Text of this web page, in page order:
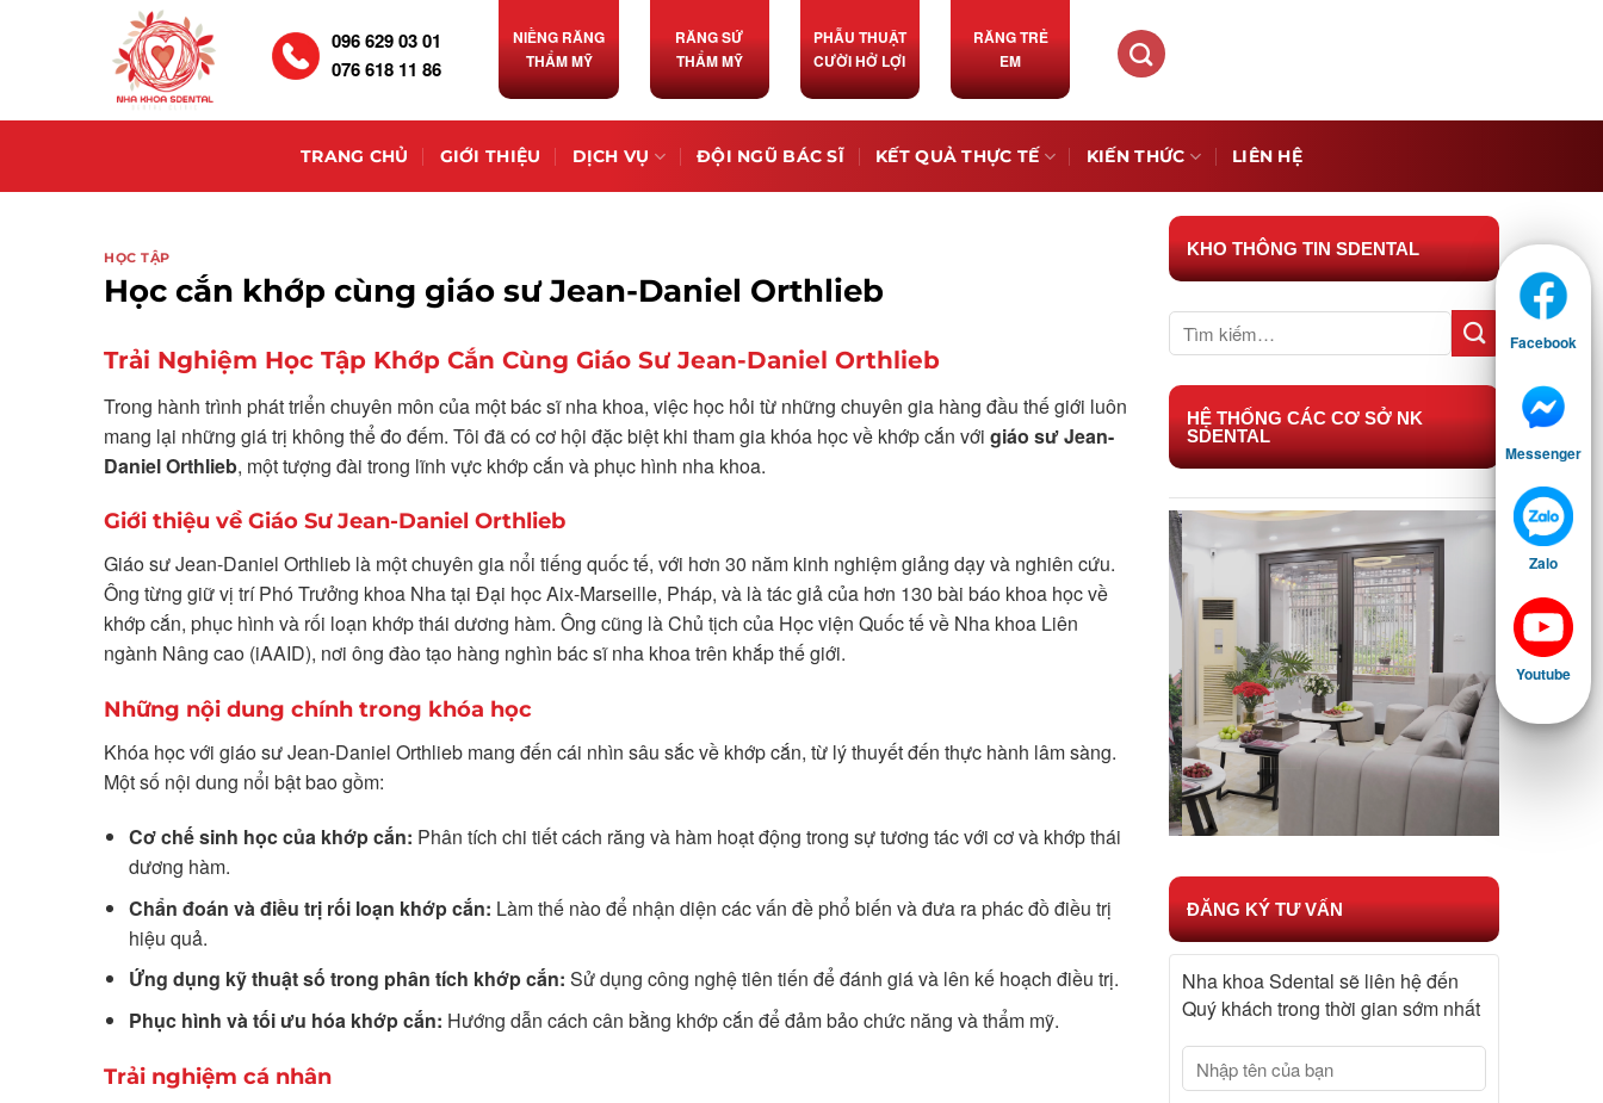
096 629 03 01
076 618 11 86
NIỀNG RĂNG
THẨM MỸ
RĂNG SỨ
THẨM MỸ
PHẪU THUẬT
CƯỜI HỞ LỢI
RĂNG TRẺ
EM
TRANG CHỦ GIỚI THIỆU DỊCH VỤ ĐỘI NGŨ BÁC SĨ KẾT QUẢ THỰC TẾ KIẾN THỨC LIÊN HỆ
HỌC TẬP
Học cắn khớp cùng giáo sư Jean-Daniel Orthlieb
Trải Nghiệm Học Tập Khớp Cắn Cùng Giáo Sư Jean-Daniel Orthlieb
Trong hành trình phát triển chuyên môn của một bác sĩ nha khoa, việc học hỏi từ những chuyên gia hàng đầu thế giới luôn
mang lại những giá trị không thể đo đếm. Tôi đã có cơ hội đặc biệt khi tham gia khóa học về khớp cắn với giáo sư Jean-
Daniel Orthlieb, một tượng đài trong lĩnh vực khớp cắn và phục hình nha khoa.
Giới thiệu về Giáo Sư Jean-Daniel Orthlieb
Giáo sư Jean-Daniel Orthlieb là một chuyên gia nổi tiếng quốc tế, với hơn 30 năm kinh nghiệm giảng dạy và nghiên cứu.
Ông từng giữ vị trí Phó Trưởng khoa Nha tại Đại học Aix-Marseille, Pháp, và là tác giả của hơn 130 bài báo khoa học về
khớp cắn, phục hình và rối loạn khớp thái dương hàm. Ông cũng là Chủ tịch của Học viện Quốc tế về Nha khoa Liên
ngành Nâng cao (iAAID), nơi ông đào tạo hàng nghìn bác sĩ nha khoa trên khắp thế giới.
Những nội dung chính trong khóa học
Khóa học với giáo sư Jean-Daniel Orthlieb mang đến cái nhìn sâu sắc về khớp cắn, từ lý thuyết đến thực hành lâm sàng.
Một số nội dung nổi bật bao gồm:
Cơ chế sinh học của khớp cắn: Phân tích chi tiết cách răng và hàm hoạt động trong sự tương tác với cơ và khớp thái
dương hàm.
Chẩn đoán và điều trị rối loạn khớp cắn: Làm thế nào để nhận diện các vấn đề phổ biến và đưa ra phác đồ điều trị
hiệu quả.
Ứng dụng kỹ thuật số trong phân tích khớp cắn: Sử dụng công nghệ tiên tiến để đánh giá và lên kế hoạch điều trị.
Phục hình và tối ưu hóa khớp cắn: Hướng dẫn cách cân bằng khớp cắn để đảm bảo chức năng và thẩm mỹ.
Trải nghiệm cá nhân
KHO THÔNG TIN SDENTAL
HỆ THỐNG CÁC CƠ SỞ NK
SDENTAL
ĐĂNG KÝ TƯ VẤN
Nha khoa Sdental sẽ liên hệ đến
Quý khách trong thời gian sớm nhất
Facebook
Messenger
Zalo
Youtube